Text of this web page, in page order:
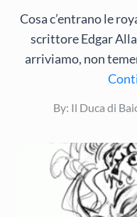
Cosa c’entrano le
scrittore Edgar
arriviamo, non
By: Il Duca di